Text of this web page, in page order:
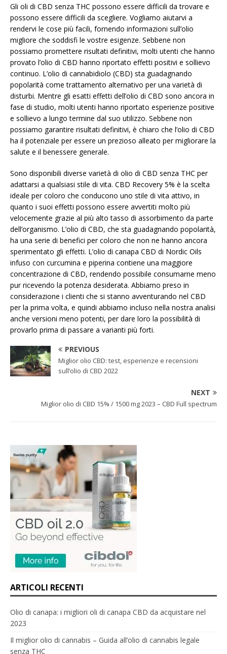
Gli oli di CBD senza THC possono essere difficili da trovare e
possono essere difficili da scegliere. Vogliamo aiutarvi a
rendervi le cose più facili, fornendo informazioni sull’olio
migliore che soddisfi le vostre esigenze. Sebbene non
possiamo promettere risultati definitivi, molti utenti che hanno
provato l’olio di CBD hanno riportato effetti positivi e sollievo
continuo. L’olio di cannabidiolo (CBD) sta guadagnando
popolarità come trattamento alternativo per una varietà di
disturbi. Mentre gli esatti effetti dell’olio di CBD sono ancora in
fase di studio, molti utenti hanno riportato esperienze positive
e sollievo a lungo termine dal suo utilizzo. Sebbene non
possiamo garantire risultati definitivi, è chiaro che l’olio di CBD
ha il potenziale per essere un prezioso alleato per migliorare la
salute e il benessere generale.
Sono disponibili diverse varietà di olio di CBD senza THC per
adattarsi a qualsiasi stile di vita. CBD Recovery 5% è la scelta
ideale per coloro che conducono uno stile di vita attivo, in
quanto i suoi effetti possono essere avvertiti molto più
velocemente grazie al più alto tasso di assorbimento da parte
dell’organismo. L’olio di CBD, che sta guadagnando popolarità,
ha una serie di benefici per coloro che non ne hanno ancora
sperimentato gli effetti. L’olio di canapa CBD di Nordic Oils
infuso con curcumina e piperina contiene una maggiore
concentrazione di CBD, rendendo possibile consumarne meno
pur ricevendo la potenza desiderata. Abbiamo preso in
considerazione i clienti che si stanno avventurando nel CBD
per la prima volta, e quindi abbiamo incluso nella nostra analisi
anche versioni meno potenti, per dare loro la possibilità di
provarlo prima di passare a varianti più forti.
PREVIOUS
Miglior olio CBD: test, esperienze e recensioni
sull’olio di CBD 2022
NEXT
Miglior olio di CBD 15% / 1500 mg 2023 – CBD Full spectrum
ARTICOLI RECENTI
Olio di canapa: i migliori oli di canapa CBD da acquistare nel
2023
Il miglior olio di cannabis – Guida all’olio di cannabis legale
senza THC